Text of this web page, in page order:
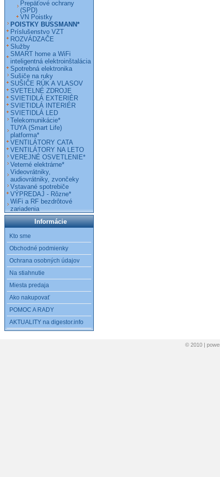
Prepäťové ochrany
(SPD)
VN Poistky
POISTKY BUSSMANN*
Príslušenstvo VZT
ROZVÁDZAČE
Služby
SMART home a WiFi
inteligentná elektroinštalácia
Spotrebná elektronika
Sušiče na ruky
SUŠIČE RÚK A VLASOV
SVETELNÉ ZDROJE
SVIETIDLÁ EXTERIÉR
SVIETIDLÁ INTERIÉR
SVIETIDLÁ LED
Telekomunikácie*
TUYA (Smart Life)
platforma*
VENTILÁTORY CATA
VENTILÁTORY NA LETO
VEREJNÉ OSVETLENIE*
Veterné elektrárne*
Videovrátniky,
audiovrátniky, zvončeky
Vstavané spotrebiče
VÝPREDAJ - Rôzne*
WiFi a RF bezdrôtové
zariadenia
Informácie
Kto sme
Obchodné podmienky
Ochrana osobných údajov
Na stiahnutie
Miesta predaja
Ako nakupovať
POMOC A RADY
AKTUALITY na digestor.info
© 2010 |